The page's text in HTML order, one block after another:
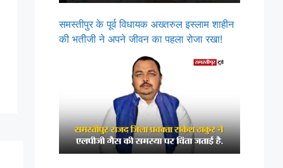
समस्तीपुर के पूर्व विधायक अख्तरुल इस्लाम शाहीन
की भतीजी ने अपने जीवन का पहला रोजा रखा!